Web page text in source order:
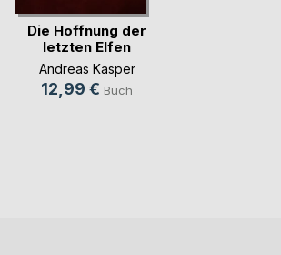
Die Hoffnung der
letzten Elfen
Andreas Kasper
12,99 € Buch